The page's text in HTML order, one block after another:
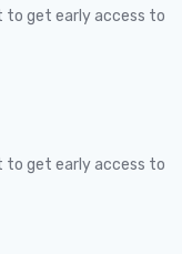
to get early access to
to get early access to